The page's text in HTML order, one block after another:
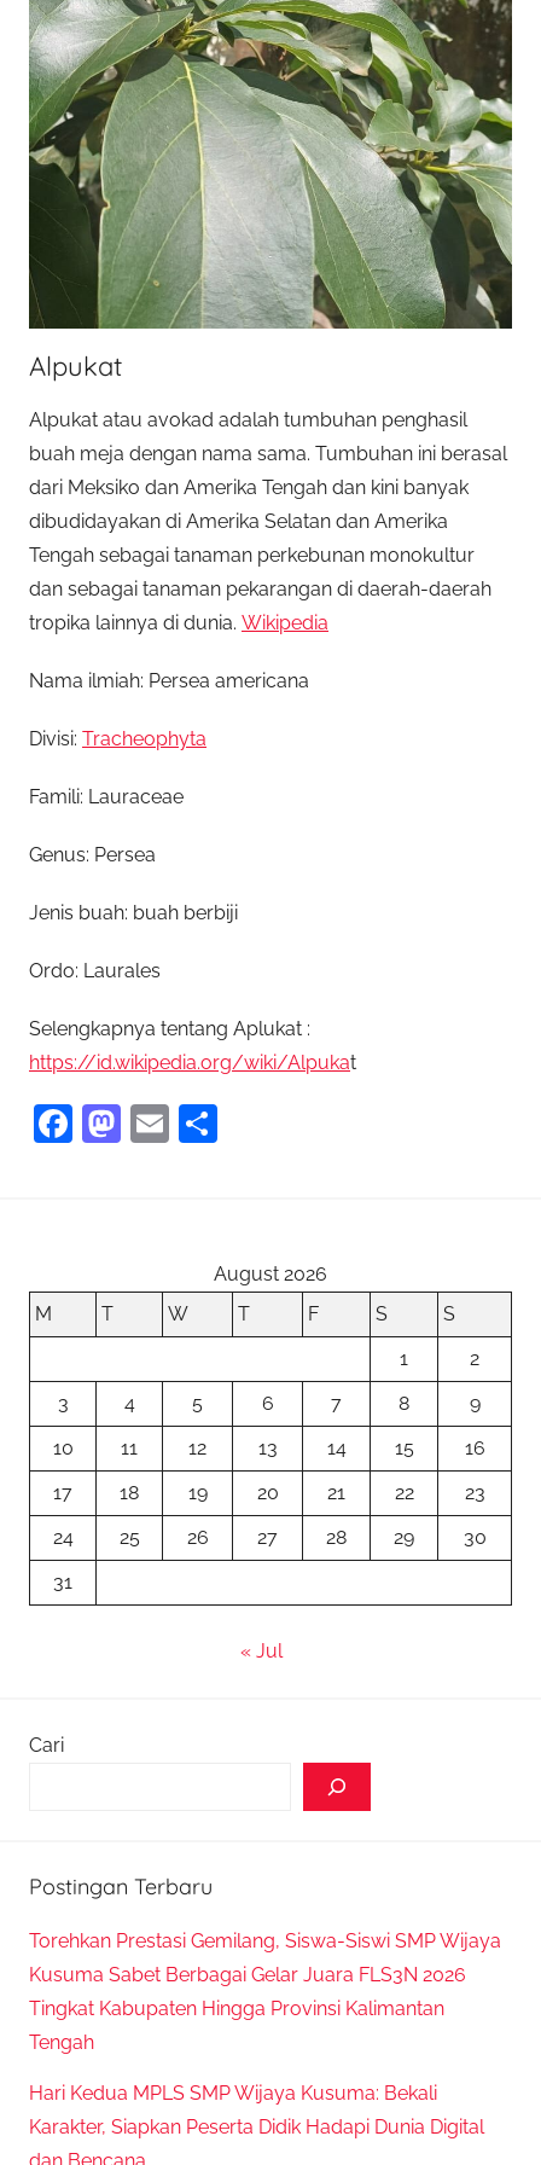
Alpukat
Alpukat atau avokad adalah tumbuhan penghasil
buah meja dengan nama sama. Tumbuhan ini berasal
dari Meksiko dan Amerika Tengah dan kini banyak
dibudidayakan di Amerika Selatan dan Amerika
Tengah sebagai tanaman perkebunan monokultur
dan sebagai tanaman pekarangan di daerah-daerah
tropika lainnya di dunia. Wikipedia
Nama ilmiah: Persea americana
Divisi: Tracheophyta
Famili: Lauraceae
Genus: Persea
Jenis buah: buah berbiji
Ordo: Laurales
Selengkapnya tentang Aplukat :
https://id.wikipedia.org/wiki/Alpukat
F
k
M E
August 2026
M
T W T F S
S
1
2
3
4 5 6 7 8
9
10
11 12 13 14 15
16
17
18 19 20 21 22
23
24
25 26 27 28 29
30
31
« Jul
Cari
Postingan Terbaru
Torehkan Prestasi Gemilang, Siswa-Siswi SMP Wijaya
Kusuma Sabet Berbagai Gelar Juara FLS3N 2026
Tingkat Kabupaten Hingga Provinsi Kalimantan
Tengah
Hari Kedua MPLS SMP Wijaya Kusuma: Bekali
Karakter, Siapkan Peserta Didik Hadapi Dunia Digital